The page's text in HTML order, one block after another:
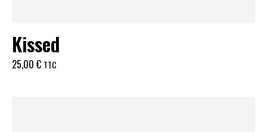
Kissed
25,00 € TTC